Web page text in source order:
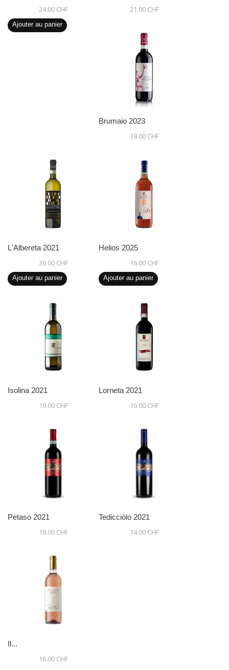
24.00 CHF
Ajouter au panier
21.00 CHF
Brumaio 2023
18.00 CHF
L'Albereta 2021
36.00 CHF
Ajouter au panier
Helios 2025
16.00 CHF
Ajouter au panier
Isolina 2021
19.00 CHF
Lorneta 2021
16.00 CHF
Petaso 2021
18.00 CHF
Tedicciòlo 2021
14.00 CHF
Il...
16.00 CHF